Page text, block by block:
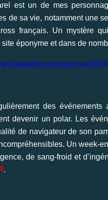
est un de mes
de sa vie, notamment une
français. Un mystère
éponyme et dans de
archive/
des
devenir un polar. Les
de navigateur de son
Un week-
de sang-froid et
.